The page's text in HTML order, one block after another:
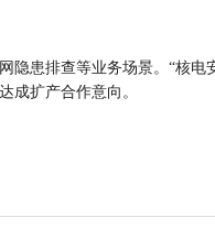
隐患排查等业务场景。“核电
成扩产合作意向。